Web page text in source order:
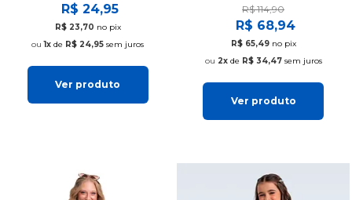
R$ 24,95
R$ 23,70 no pix
1x de R$ 24,95 sem juros
Ver produto
R$ 114,90
R$ 68,94
R$ 65,49 no pix
2xde R$ 34,47sem juros
Ver produto